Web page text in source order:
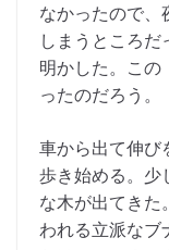
なかったので、
しまうところ
明かした。この
ったのだろう。
車から出て伸び
歩き始める。少
な木が出てきた
われる立派なブ